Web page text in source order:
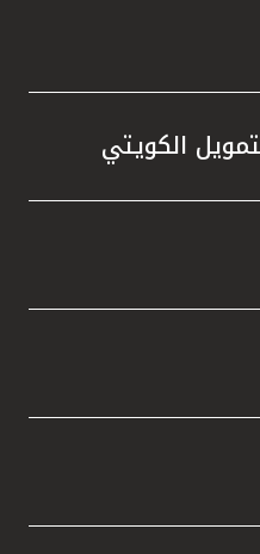
الكويتي